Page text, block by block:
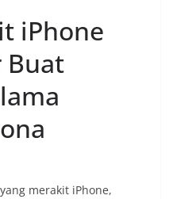
iPhone
Buat
merakit iPhone,